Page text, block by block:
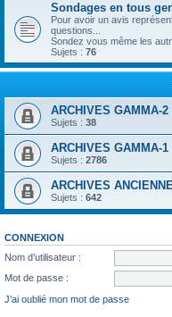
Sondages en tous
Pour avoir un avis
questions...
Sondez vous même les
Sujets : 76
ARCHIVES GAMMA-2
Sujets : 38
ARCHIVES GAMMA-1
Sujets : 2786
ARCHIVES
Sujets : 642
CONNEXION
Nom d’utilisateur :
Mot de passe :
J’ai oublié mon mot de passe